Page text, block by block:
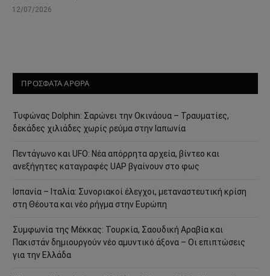
12/07/2026
ΠΡΟΣΦΑΤΑ ΑΡΘΡΑ
Τυφώνας Dolphin: Σαρώνει την Οκινάουα – Τραυματίες,
δεκάδες χιλιάδες χωρίς ρεύμα στην Ιαπωνία
Πεντάγωνο και UFO: Νέα απόρρητα αρχεία, βίντεο και
ανεξήγητες καταγραφές UAP βγαίνουν στο φως
Ισπανία – Ιταλία: Συνοριακοί έλεγχοι, μεταναστευτική κρίση
στη Θέουτα και νέο ρήγμα στην Ευρώπη
Συμφωνία της Μέκκας: Τουρκία, Σαουδική Αραβία και
Πακιστάν δημιουργούν νέο αμυντικό άξονα – Οι επιπτώσεις
για την Ελλάδα